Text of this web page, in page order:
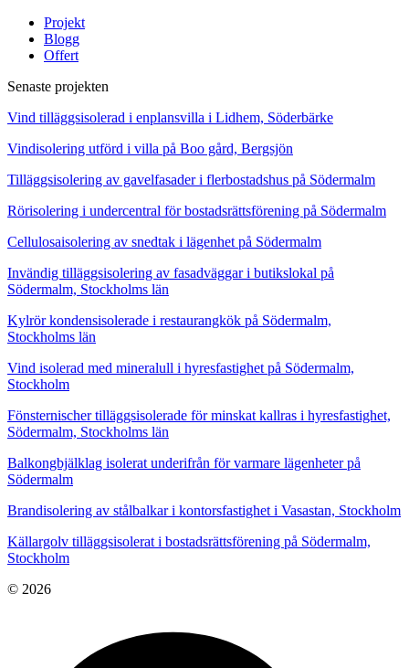
Projekt
Blogg
Offert
Senaste projekten
Vind tilläggsisolerad i enplansvilla i Lidhem, Söderbärke
Vindisolering utförd i villa på Boo gård, Bergsjön
Tilläggsisolering av gavelfasader i flerbostadshus på Södermalm
Rörisolering i undercentral för bostadsrättsförening på Södermalm
Cellulosaisolering av snedtak i lägenhet på Södermalm
Invändig tilläggsisolering av fasadväggar i butikslokal på
Södermalm, Stockholms län
Kylrör kondensisolerade i restaurangkök på Södermalm,
Stockholms län
Vind isolerad med mineralull i hyresfastighet på Södermalm,
Stockholm
Fönsternischer tilläggsisolerade för minskat kallras i hyresfastighet,
Södermalm, Stockholms län
Balkongbjälklag isolerat underifrån för varmare lägenheter på
Södermalm
Brandisolering av stålbalkar i kontorsfastighet i Vasastan, Stockholm
Källargolv tilläggsisolerat i bostadsrättsförening på Södermalm,
Stockholm
© 2026